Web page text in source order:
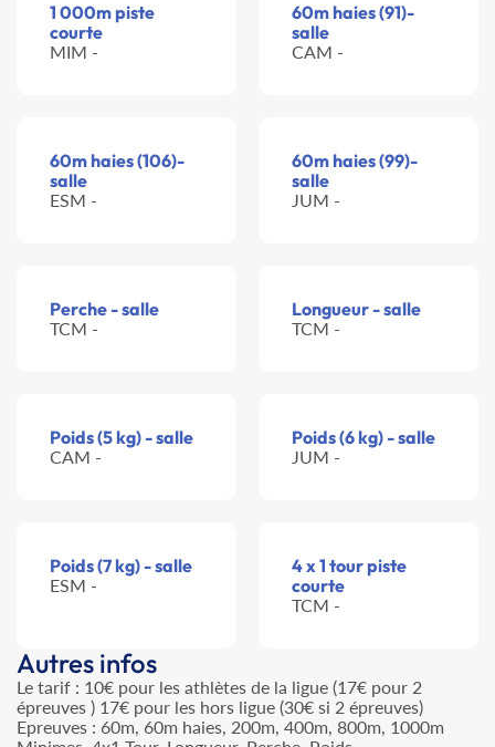
1 000m piste
courte
MIM -
60m haies (91)-
salle
CAM -
60m haies (106)-
salle
ESM -
60m haies (99)-
salle
JUM -
Perche - salle
TCM -
Longueur - salle
TCM -
Poids (5 kg) - salle
CAM -
Poids (6 kg) - salle
JUM -
Poids (7 kg) - salle
ESM -
4 x 1 tour piste
courte
TCM -
Autres infos
Le tarif : 10€ pour les athlètes de la ligue (17€ pour 2
épreuves ) 17€ pour les hors ligue (30€ si 2 épreuves)
Epreuves : 60m, 60m haies, 200m, 400m, 800m, 1000m